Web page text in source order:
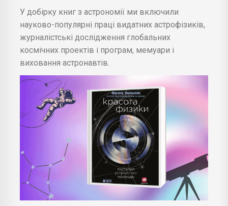
У добірку книг з астрономії ми включили
науково-популярні праці видатних астрофізиків,
журналістські дослідження глобальних
космічних проектів і програм, мемуари і
виховання астронавтів.